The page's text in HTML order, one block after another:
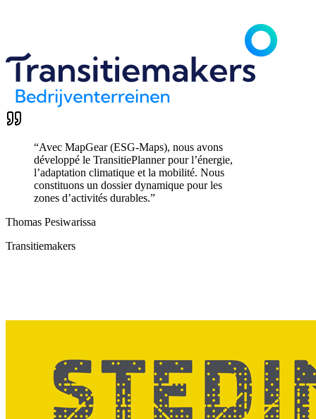
“Avec MapGear (ESG-Maps), nous avons
développé le TransitiePlanner pour l’énergie,
l’adaptation climatique et la mobilité. Nous
constituons un dossier dynamique pour les
zones d’activités durables.”
Thomas Pesiwarissa
Transitiemakers